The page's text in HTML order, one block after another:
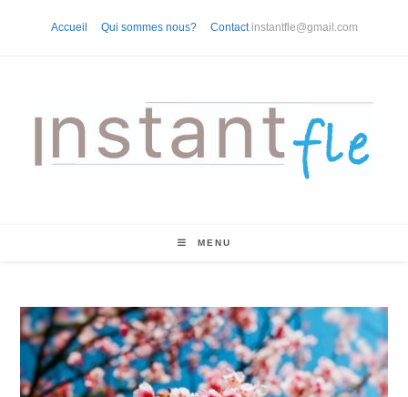
Accueil Qui sommes nous? Contact instantfle@gmail.com
MENU